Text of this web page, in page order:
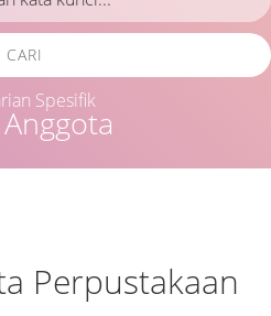
CARI
Spesifik
Perpustakaan